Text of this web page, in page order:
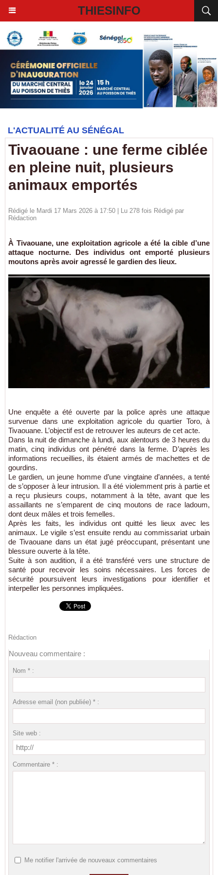
THIESINFO
L'ACTUALITÉ AU SÉNÉGAL
Tivaouane : une ferme ciblée
en pleine nuit, plusieurs
animaux emportés
Rédigé le Mardi 17 Mars 2026 à 17:50 | Lu 278 fois Rédigé par
Rédaction
À Tivaouane, une exploitation agricole a été la cible d’une
attaque nocturne. Des individus ont emporté plusieurs
moutons après avoir agressé le gardien des lieux.
Une enquête a été ouverte par la police après une attaque
survenue dans une exploitation agricole du quartier Toro, à
Tivaouane. L’objectif est de retrouver les auteurs de cet acte.
Dans la nuit de dimanche à lundi, aux alentours de 3 heures du
matin, cinq individus ont pénétré dans la ferme. D’après les
informations recueillies, ils étaient armés de machettes et de
gourdins.
Le gardien, un jeune homme d’une vingtaine d’années, a tenté
de s’opposer à leur intrusion. Il a été violemment pris à partie et
a reçu plusieurs coups, notamment à la tête, avant que les
assaillants ne s’emparent de cinq moutons de race ladoum,
dont deux mâles et trois femelles.
Après les faits, les individus ont quitté les lieux avec les
animaux. Le vigile s’est ensuite rendu au commissariat urbain
de Tivaouane dans un état jugé préoccupant, présentant une
blessure ouverte à la tête.
Suite à son audition, il a été transféré vers une structure de
santé pour recevoir les soins nécessaires. Les forces de
sécurité poursuivent leurs investigations pour identifier et
interpeller les personnes impliquées.
Rédaction
Nouveau commentaire :
Nom * :
Adresse email (non publiée) * :
Site web :
Commentaire * :
Me notifier l'arrivée de nouveaux commentaires